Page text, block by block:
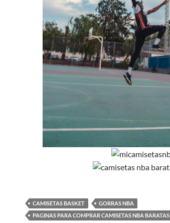
CAMISETAS BASKET
GORRAS NBA
PAGINAS PARA COMPRAR CAMISETAS NBA BARATAS